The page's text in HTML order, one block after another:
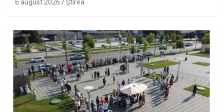
6 august 2026 Ştirea